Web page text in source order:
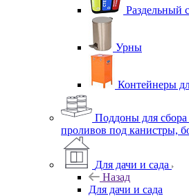
Раздельный
Урны
Контейнеры
Поддоны для сбора
проливов под канистры,
Для дачи и сада
Назад
Для дачи и сада